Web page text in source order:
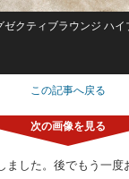
ゼクティブラウンジ ハ
この記事へ戻る
した。後でもう一度